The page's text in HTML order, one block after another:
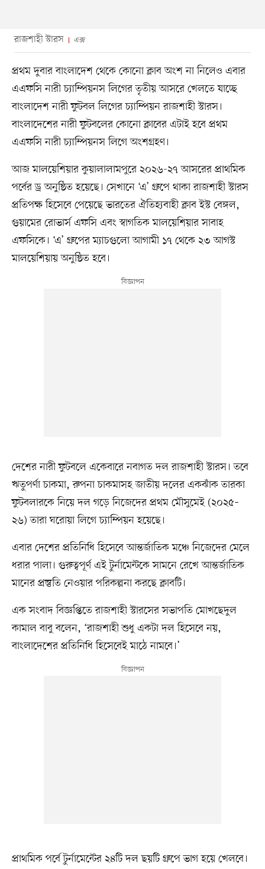
রাজশাহী স্টারস এক্স
প্রথম দুবার বাংলাদেশ থেকে কোনো ক্লাব অংশ না নিলেও এবার
এএফসি নারী চ্যাম্পিয়নস লিগের তৃতীয় আসরে খেলতে যাচ্ছে
বাংলাদেশ নারী ফুটবল লিগের চ্যাম্পিয়ন রাজশাহী স্টারস।
বাংলাদেশের নারী ফুটবলের কোনো ক্লাবের এটাই হবে প্রথম
এএফসি নারী চ্যাম্পিয়নস লিগে অংশগ্রহণ।
আজ মালয়েশিয়ার কুয়ালালামপুরে ২০২৬-২৭ আসরের প্রাথমিক
পর্বের ড্র অনুষ্ঠিত হয়েছে। সেখানে ‘এ’ গ্রুপে থাকা রাজশাহী স্টারস
প্রতিপক্ষ হিসেবে পেয়েছে ভারতের ঐতিহ্যবাহী ক্লাব ইস্ট বেঙ্গল,
গুয়ামের রোভার্স এফসি এবং স্বাগতিক মালয়েশিয়ার সাবাহ
এফসিকে। ‘এ’ গ্রুপের ম্যাচগুলো আগামী ১৭ থেকে ২৩ আগস্ট
মালয়েশিয়ায় অনুষ্ঠিত হবে।
দেশের নারী ফুটবলে একেবারে নবাগত দল রাজশাহী স্টারস। তবে
ঋতুপর্ণা চাকমা, রুপনা চাকমাসহ জাতীয় দলের একঝাঁক তারকা
ফুটবলারকে নিয়ে দল গড়ে নিজেদের প্রথম মৌসুমেই (২০২৫–
২৬) তারা ঘরোয়া লিগে চ্যাম্পিয়ন হয়েছে।
এবার দেশের প্রতিনিধি হিসেবে আন্তর্জাতিক মঞ্চে নিজেদের মেলে
ধরার পালা। গুরুত্বপূর্ণ এই টুর্নামেন্টকে সামনে রেখে আন্তর্জাতিক
মানের প্রস্তুতি নেওয়ার পরিকল্পনা করছে ক্লাবটি।
এক সংবাদ বিজ্ঞপ্তিতে রাজশাহী স্টারসের সভাপতি মোখছেদুল
কামাল বাবু বলেন, ‘রাজশাহী শুধু একটা দল হিসেবে নয়,
বাংলাদেশের প্রতিনিধি হিসেবেই মাঠে নামবে।’
প্রাথমিক পর্বে টুর্নামেন্টের ২৪টি দল ছয়টি গ্রুপে ভাগ হয়ে খেলবে।